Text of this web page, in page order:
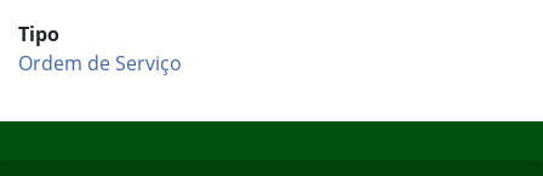
Tipo
Ordem de Serviço